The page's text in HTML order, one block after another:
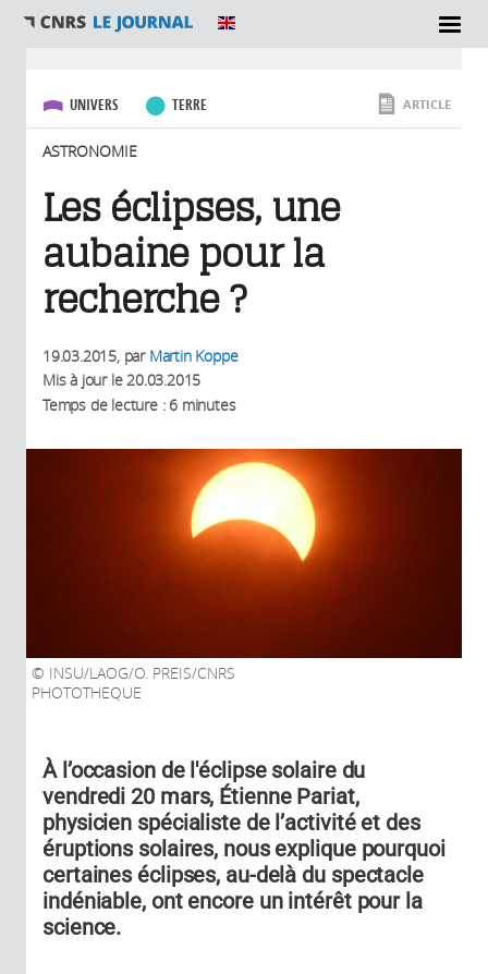
SECTIONS
UNIVERS TERRE
ASTRONOMIE
ARTICLE
Les éclipses, une
aubaine pour la
recherche ?
19.03.2015, par Martin Koppe
Mis à jour le20.03.2015
Temps de lecture : 6 minutes
INSU/LAOG/O. PREIS/CNRS
PHOTOTHEQUE
À l’occasion de l'éclipse solaire du
vendredi 20 mars, Étienne Pariat,
physicien spécialiste de l’activité et des
éruptions solaires, nous explique pourquoi
certaines éclipses, au-delà du spectacle
indéniable, ont encore un intérêt pour la
science.